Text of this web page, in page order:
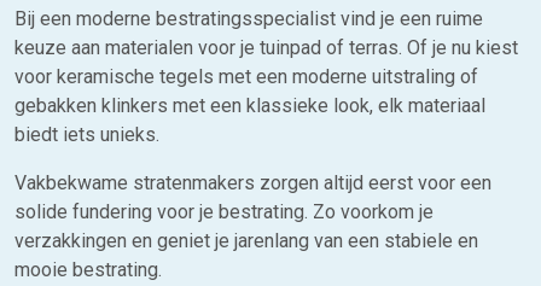
Bij een moderne bestratingsspecialist vind je een ruime
keuze aan materialen voor je tuinpad of terras. Of je nu kiest
voor keramische tegels met een moderne uitstraling of
gebakken klinkers met een klassieke look, elk materiaal
biedt iets unieks.
Vakbekwame stratenmakers zorgen altijd eerst voor een
solide fundering voor je bestrating. Zo voorkom je
verzakkingen en geniet je jarenlang van een stabiele en
mooie bestrating.